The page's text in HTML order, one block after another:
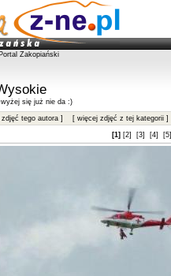
Portal Zakopiański
się już nie da :)
tego autora ] [ więcej zdjęć z tej kategorii ]
[1] [2] [3] [4] [5]